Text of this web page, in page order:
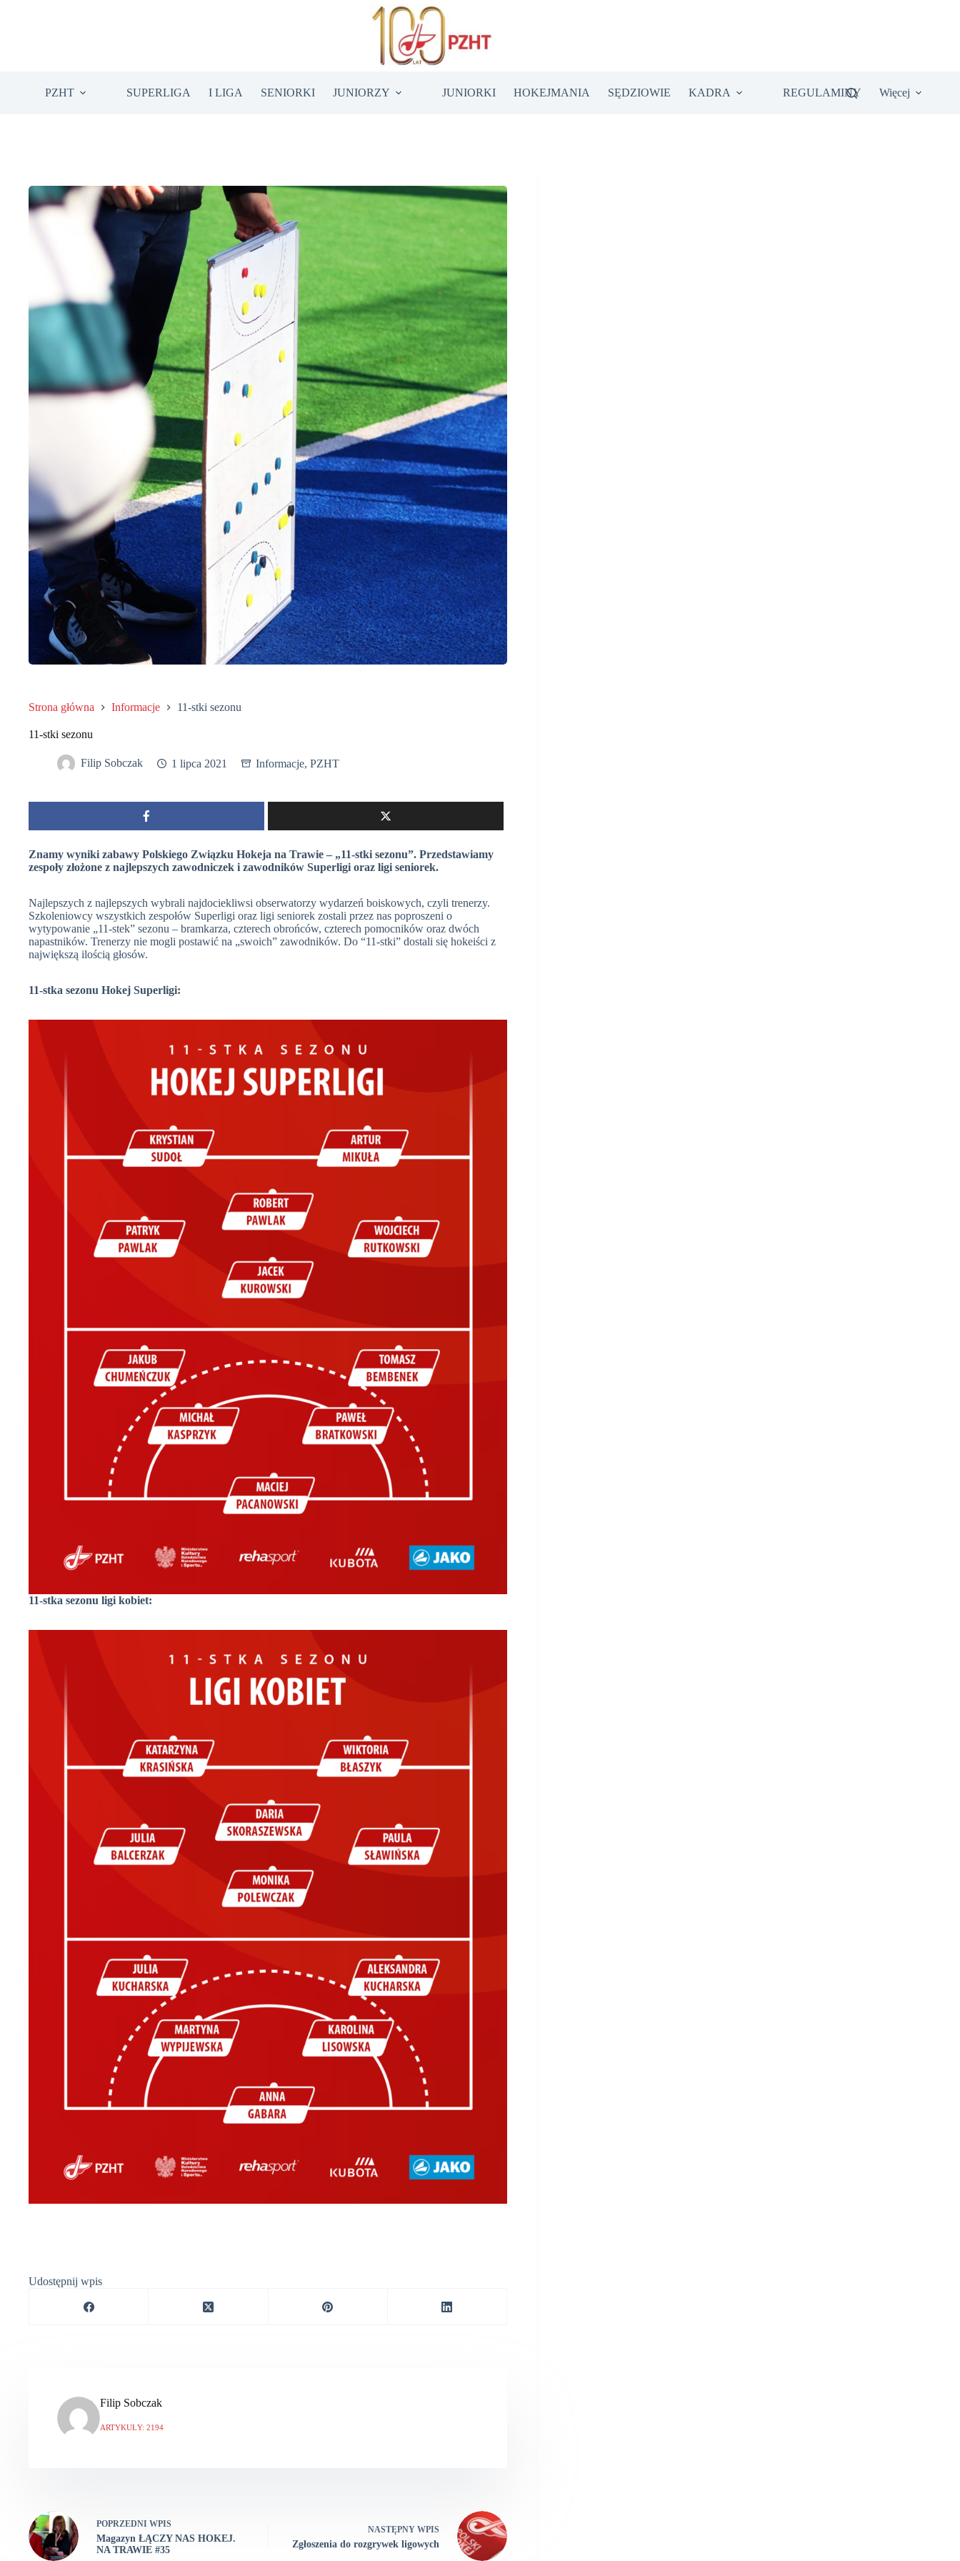
PZHT SUPERLIGA I LIGA SENIORKI JUNIORZY JUNIORKI HOKEJMANIA SĘDZIOWIE KADRA REGULAMINY Więcej
Strona główna Informacje 11-stki sezonu
11-stki sezonu
Filip Sobczak 1 lipca 2021 Informacje, PZHT
Znamy wyniki zabawy Polskiego Związku Hokeja na Trawie – „11-stki sezonu”. Przedstawiamy
zespoły złożone z najlepszych zawodniczek i zawodników Superligi oraz ligi seniorek.
Najlepszych z najlepszych wybrali najdociekliwsi obserwatorzy wydarzeń boiskowych, czyli trenerzy.
Szkoleniowcy wszystkich zespołów Superligi oraz ligi seniorek zostali przez nas poproszeni o
wytypowanie „11-stek” sezonu – bramkarza, czterech obrońców, czterech pomocników oraz dwóch
napastników. Trenerzy nie mogli postawić na „swoich” zawodników. Do “11-stki” dostali się hokeiści z
największą ilością głosów.
11-stka sezonu Hokej Superligi:
11-stka sezonu ligi kobiet:
Udostępnij wpis
Filip Sobczak
ARTYKUŁY: 2194
POPRZEDNI WPIS
Magazyn ŁĄCZY NAS HOKEJ.
NA TRAWIE #35
NASTĘPNY WPIS
Zgłoszenia do rozgrywek ligowych